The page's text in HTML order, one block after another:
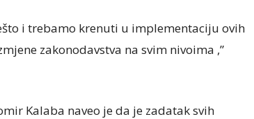
i trebamo krenuti u implementaciju ovih
zakonodavstva na svim nivoima ,”
Kalaba naveo je da je zadatak svih